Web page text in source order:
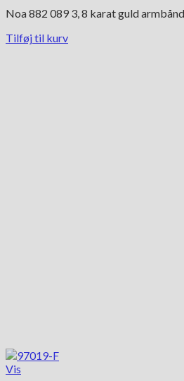
Noa 882 089 3, 8 karat guld
Tilføj til kurv
Vis